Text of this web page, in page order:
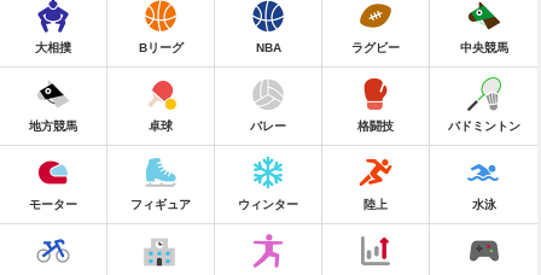
大相撲 Bリーグ NBA ラグビー 中央競馬
地方競馬 卓球 バレー 格闘技 バドミントン
モーター フィギュア ウィンター 陸上 水泳